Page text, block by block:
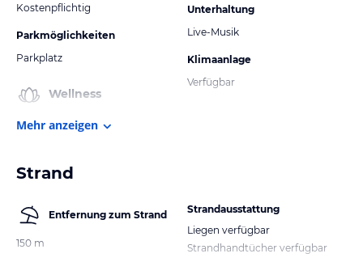
Kostenpflichtig
Parkmöglichkeiten
Parkplatz
Wellness
Unterhaltung
Live-Musik
Klimaanlage
Verfügbar
Mehr anzeigen
Strand
Entfernung zum Strand
150 m
Strandausstattung
Liegen verfügbar
Strandhandtücher verfügbar